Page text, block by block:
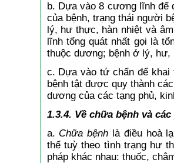
b. Dựa vào 8 cương lĩnh để
của bệnh, trạng thái người
lý, hư thực, hàn nhiệt và
lĩnh tổng quát nhất gọi là
thuộc dương; bệnh ở lý, hư,
c. Dựa vào tứ chẩn để
bệnh tật được quy thành
dương của các tạng phủ,
1.3.4. Về chữa bệnh và
a. Chữa bệnh là điều hoà
thể tuỳ theo tình trạng hư
pháp khác nhau: thuốc,